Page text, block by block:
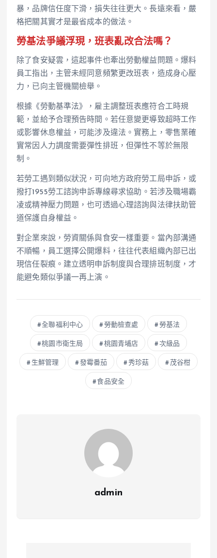
暴，品牌信任度下滑，損失往往更大。長遠來看，嚴
格把關其實才是最省成本的做法。
勞基法爭議浮現，班表亂改合法嗎？
除了食安疑雲，這起事件也牽出勞動權益問題。爆料
員工指出，主管未經同意頻繁更改班表，造成身心壓
力，已向主管機關檢舉。
根據《勞動基準法》，雇主調整班表應符合工時規
範，並給予合理預告時間。若任意變更導致超時工作
或影響休息權益，可能涉及違法。實務上，零售業確
實常因人力調度需要彈性排班，但彈性不等於無限
制。
若勞工遇到類似狀況，可向地方政府勞工局申訴，或
撥打1955勞工諮詢申訴專線尋求協助。若涉及職場霸
凌或精神壓力問題，也可透過心理諮詢與法律扶助管
道保護自身權益。
對企業來說，勞資關係與食安一樣重要。當內部溝通
不順暢，員工選擇公開爆料，往往代表組織內部已出
現信任裂痕。建立透明申訴制度與合理排班制度，才
能避免類似爭議一再上演。
全聯福利中心 勞動檢查處 勞基法
桃園市衛生局 桃園青埔店 次級品
生鮮管理 發霉番茄 秀珍菇 茂谷柑
食品安全
admin